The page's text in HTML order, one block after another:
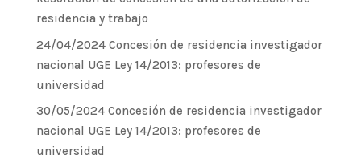
residencia y trabajo
24/04/2024 Concesión de residencia investigador
nacional UGE Ley 14/2013: profesores de
universidad
30/05/2024 Concesión de residencia investigador
nacional UGE Ley 14/2013: profesores de
universidad